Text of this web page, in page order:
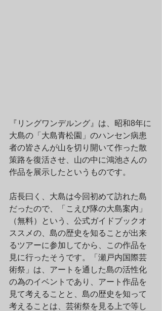
『リングワンデルング』は、昭和8年に
大島の「大島青松園」のハンセン病患
者の皆さんが山を切り開いて作った散
策路を復活させ、山の中に鴻池さんの
作品を展示したというものです。
店長曰く、大島は今回初めて訪れた島
だったので、「こえび隊の大島案内」
（無料）という、公式ガイドブックオ
ススメの、島の歴史を知ることが出来
るツアーに参加してから、この作品を
見に行ったそうです。「瀬戸内国際芸
術祭」は、アートを通した島の活性化
の為のイベントであり、アート作品を
見て考えることと、島の歴史を知って
考えることは、芸術祭を見る上で等し